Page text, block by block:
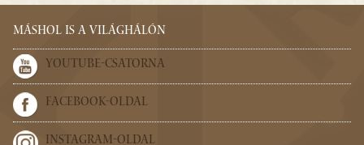
MÁSHOL IS A VILÁGHÁLÓN
YOUTUBE-CSATORNA
FACEBOOK-OLDAL
INSTAGRAM-OLDAL